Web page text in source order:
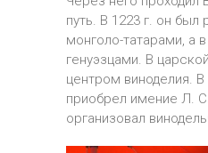
путь. В 1223 г. он был
монголо-татарами, а
генуэзцами. В
центром виноделия.
приобрел имение Л.
организовал